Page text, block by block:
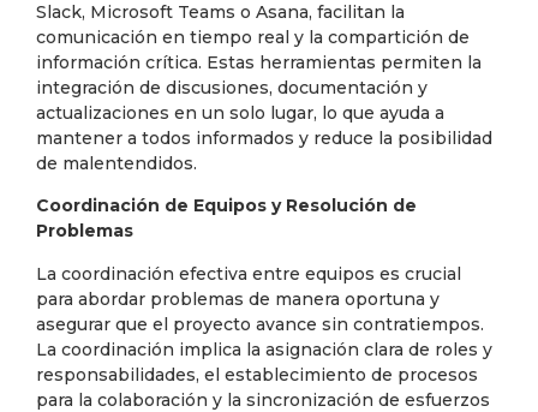
Slack, Microsoft Teams o Asana, facilitan la
comunicación en tiempo real y la compartición de
información crítica. Estas herramientas permiten la
integración de discusiones, documentación y
actualizaciones en un solo lugar, lo que ayuda a
mantener a todos informados y reduce la posibilidad
de malentendidos.
Coordinación de Equipos y Resolución de
Problemas
La coordinación efectiva entre equipos es crucial
para abordar problemas de manera oportuna y
asegurar que el proyecto avance sin contratiempos.
La coordinación implica la asignación clara de roles y
responsabilidades, el establecimiento de procesos
para la colaboración y la sincronización de esfuerzos